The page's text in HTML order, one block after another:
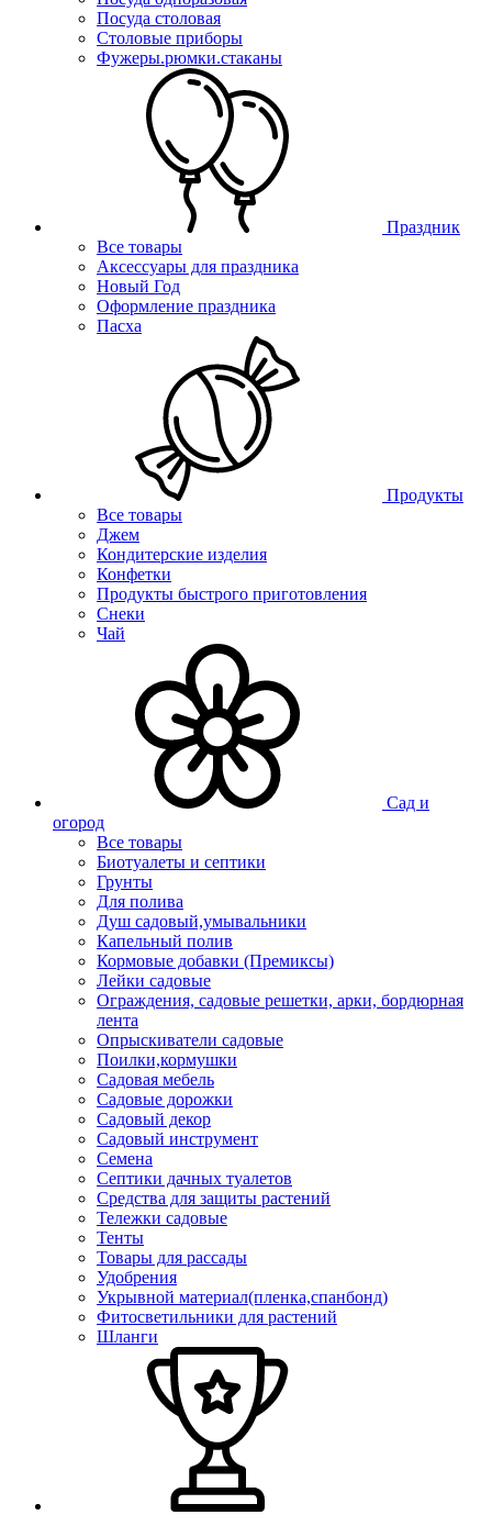
Посуда столовая
Столовые приборы
Фужеры.рюмки.стаканы
Праздник
Все товары
Аксессуары для праздника
Новый Год
Оформление праздника
Пасха
Продукты
Все товары
Джем
Кондитерские изделия
Конфетки
Продукты быстрого приготовления
Снеки
Чай
Сад и
огород
Все товары
Биотуалеты и септики
Грунты
Для полива
Душ садовый,умывальники
Капельный полив
Кормовые добавки (Премиксы)
Лейки садовые
Ограждения, садовые решетки, арки, бордюрная
лента
Опрыскиватели садовые
Поилки,кормушки
Садовая мебель
Садовые дорожки
Садовый декор
Садовый инструмент
Семена
Септики дачных туалетов
Средства для защиты растений
Тележки садовые
Тенты
Товары для рассады
Удобрения
Укрывной материал(пленка,спанбонд)
Фитосветильники для растений
Шланги